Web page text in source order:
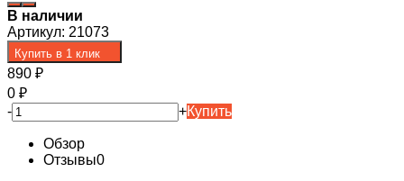
В наличии
Артикул: 21073
Купить в 1 клик
890 ₽
0 ₽
-
+Купить
Обзор
Отзывы0